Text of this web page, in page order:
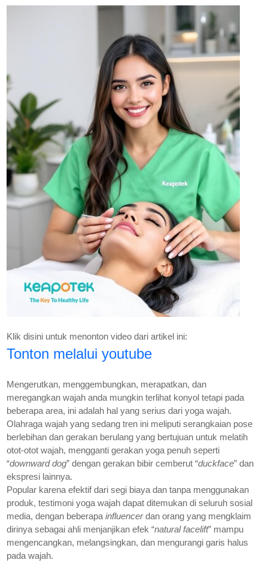
Klik disini untuk menonton video dari artikel ini:
Tonton melalui youtube
Mengerutkan, menggembungkan, merapatkan, dan
meregangkan wajah anda mungkin terlihat konyol tetapi pada
beberapa area, ini adalah hal yang serius dari yoga wajah.
Olahraga wajah yang sedang tren ini meliputi serangkaian pose
berlebihan dan gerakan berulang yang bertujuan untuk melatih
otot-otot wajah, mengganti gerakan yoga penuh seperti
“downward dog” dengan gerakan bibir cemberut “duckface” dan
ekspresi lainnya.
Popular karena efektif dari segi biaya dan tanpa menggunakan
produk, testimoni yoga wajah dapat ditemukan di seluruh sosial
media, dengan beberapa influencerdan orang yang mengklaim
dirinya sebagai ahli menjanjikan efek “natural facelift” mampu
mengencangkan, melangsingkan, dan mengurangi garis halus
pada wajah.